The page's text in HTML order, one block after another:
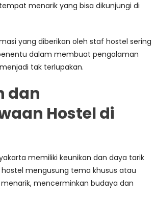
menarik yang bisa dikunjungi di
yang diberikan oleh staf hostel sering
dalam membuat pengalaman
tak terlupakan.
dan
Hostel di
memiliki keunikan dan daya tarik
hostel mengusung tema khusus atau
mencerminkan budaya dan